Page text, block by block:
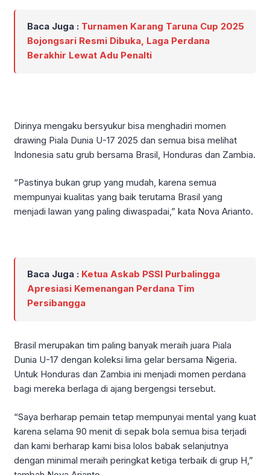
Baca Juga : Turnamen Karang Taruna Cup 2025
Bojongsari Resmi Dibuka, Laga Perdana
Berakhir Lewat Adu Penalti
Dirinya mengaku bersyukur bisa menghadiri momen
drawing Piala Dunia U-17 2025 dan semua bisa melihat
Indonesia satu grub bersama Brasil, Honduras dan Zambia.
“Pastinya bukan grup yang mudah, karena semua
mempunyai kualitas yang baik terutama Brasil yang
menjadi lawan yang paling diwaspadai,” kata Nova Arianto.
Baca Juga : Ketua Askab PSSI Purbalingga
Apresiasi Kemenangan Perdana Tim
Persibangga
Brasil merupakan tim paling banyak meraih juara Piala
Dunia U-17 dengan koleksi lima gelar bersama Nigeria.
Untuk Honduras dan Zambia ini menjadi momen perdana
bagi mereka berlaga di ajang bergengsi tersebut.
“Saya berharap pemain tetap mempunyai mental yang kuat
karena selama 90 menit di sepak bola semua bisa terjadi
dan kami berharap kami bisa lolos babak selanjutnya
dengan minimal meraih peringkat ketiga terbaik di grup H,”